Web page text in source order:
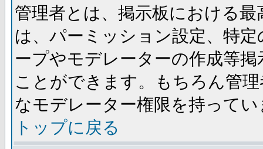
管理者とは、掲示板における
は、パーミッション設定、特
ープやモデレーターの作成等
ことができます。もちろん管
なモデレーター権限を持ってい
トップに戻る